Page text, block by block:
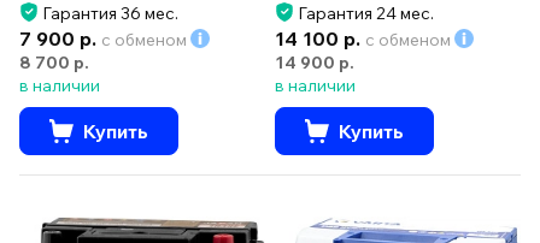
Гарантия 36 мес.
7 900 р. с обменом
8 700 р.
в наличии
Купить
Гарантия 24 мес.
14 100 р. с обменом
14 900 р.
в наличии
Купить